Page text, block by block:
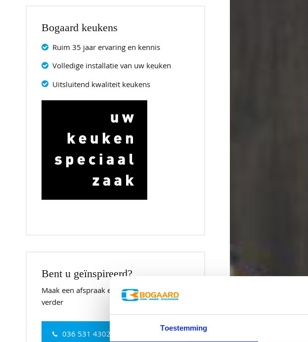
Toestemming
Bogaard keukens
Ruim 35 jaar ervaring en kennis
Volledige installatie van uw keuken
Uitsluitend kwaliteit keukens
Bent u geïnspireerd?
Maak een afspraak en we helpen u graag
verder
036 531 4302